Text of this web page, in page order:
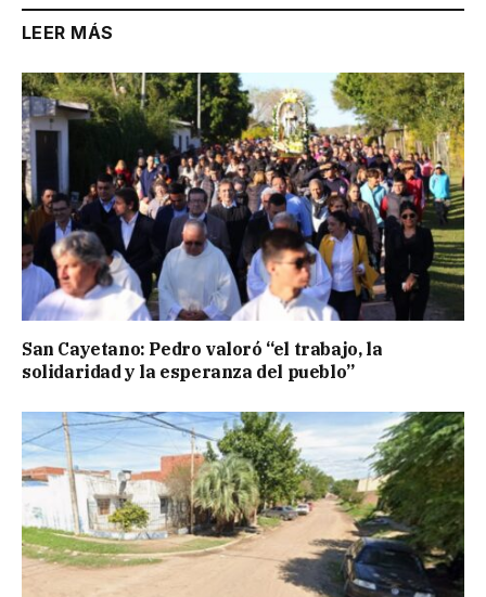
LEER MÁS
San Cayetano: Pedro valoró “el trabajo, la
solidaridad y la esperanza del pueblo”